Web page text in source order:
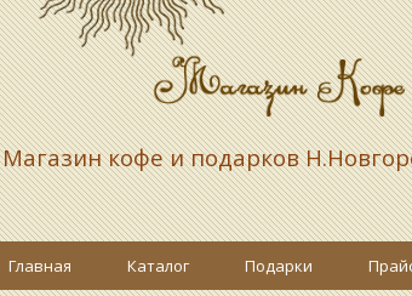
Магазин кофе и подарков
Главная Каталог Подарки